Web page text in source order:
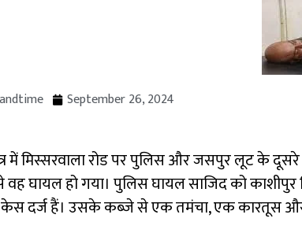
September 26, 2024
में मिस्सरवाला रोड पर पुलिस और जसपुर लूट के
घायल हो गया। पुलिस घायल साजिद को
दर्ज हैं। उसके कब्जे से एक तमंचा, एक कारतूस और